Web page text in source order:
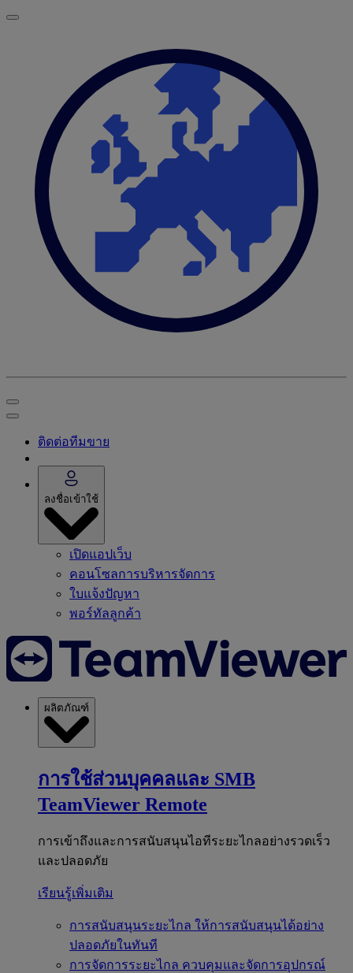
ติดต่อทีมขาย
ลงชื่อเข้าใช้
เปิดแอปเว็บ
คอนโซลการบริหารจัดการ
ใบแจ้งปัญหา
พอร์ทัลลูกค้า
ผลิตภัณฑ์
การใช้ส่วนบุคคลและ SMB
TeamViewer Remote
การเข้าถึงและการสนับสนุนไอทีระยะไกลอย่างรวดเร็ว
และปลอดภัย
เรียนรู้เพิ่มเติม
การสนับสนุนระยะไกล ให้การสนับสนุนได้อย่าง
ปลอดภัยในทันที
การจัดการระยะไกล ควบคุมและจัดการอุปกรณ์